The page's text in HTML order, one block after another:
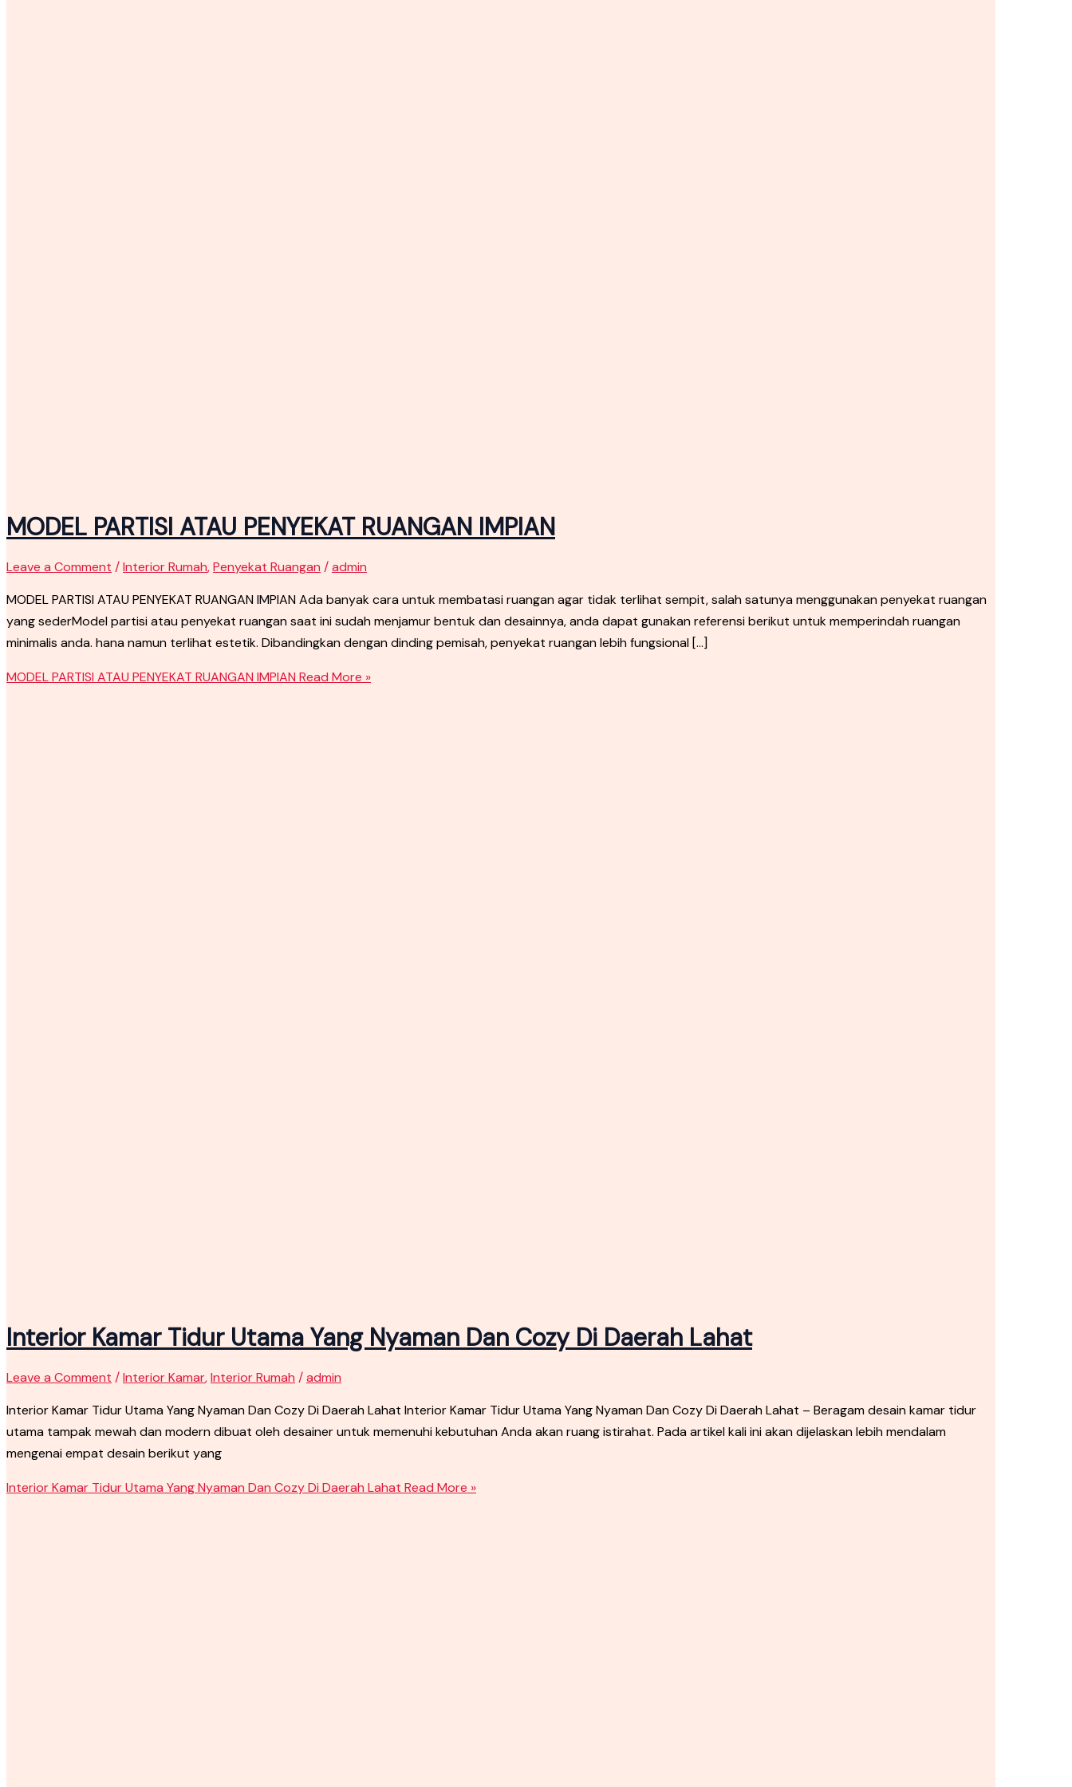
MODEL PARTISI ATAU PENYEKAT RUANGAN IMPIAN
Leave a Comment /Interior Rumah,Penyekat Ruangan /admin
MODEL PARTISI ATAU PENYEKAT RUANGAN IMPIAN Ada banyak cara untuk membatasi ruangan agar tidak terlihat sempit, salah satunya menggunakan penyekat ruangan
yang sederModel partisi atau penyekat ruangan saat ini sudah menjamur bentuk dan desainnya, anda dapat gunakan referensi berikut untuk memperindah ruangan
minimalis anda. hana namun terlihat estetik. Dibandingkan dengan dinding pemisah, penyekat ruangan lebih fungsional […]
MODEL PARTISI ATAU PENYEKAT RUANGAN IMPIAN Read More »
Interior Kamar Tidur Utama Yang Nyaman Dan Cozy Di Daerah Lahat
Leave a Comment /Interior Kamar,Interior Rumah /admin
Interior Kamar Tidur Utama Yang Nyaman Dan Cozy Di Daerah Lahat Interior Kamar Tidur Utama Yang Nyaman Dan Cozy Di Daerah Lahat – Beragam desain kamar tidur
utama tampak mewah dan modern dibuat oleh desainer untuk memenuhi kebutuhan Anda akan ruang istirahat. Pada artikel kali ini akan dijelaskan lebih mendalam
mengenai empat desain berikut yang
Interior Kamar Tidur Utama Yang Nyaman Dan Cozy Di Daerah Lahat Read More »